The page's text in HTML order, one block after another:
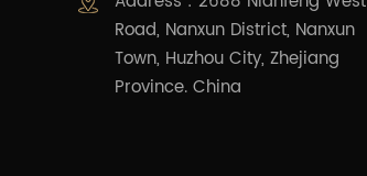
Road, Nanxun District, Nanxun
Town, Huzhou City, Zhejiang
Province. China